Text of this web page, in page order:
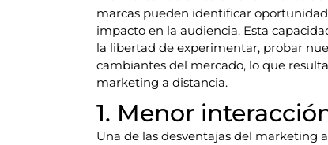
marcas pueden identificar
impacto en la audiencia. Esta
la libertad de experimentar, probar
cambiantes del mercado, lo que
marketing a distancia.
1. Menor
Una de las desventajas del marketing